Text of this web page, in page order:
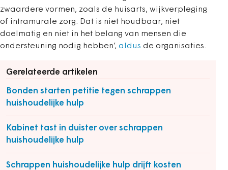
zwaardere vormen, zoals de huisarts, wijkverpleging
of intramurale zorg. Dat is niet houdbaar, niet
doelmatig en niet in het belang van mensen die
ondersteuning nodig hebben’, aldus de organisaties.
Gerelateerde artikelen
Bonden starten petitie tegen schrappen
huishoudelijke hulp
Kabinet tast in duister over schrappen
huishoudelijke hulp
Schrappen huishoudelijke hulp drijft kosten